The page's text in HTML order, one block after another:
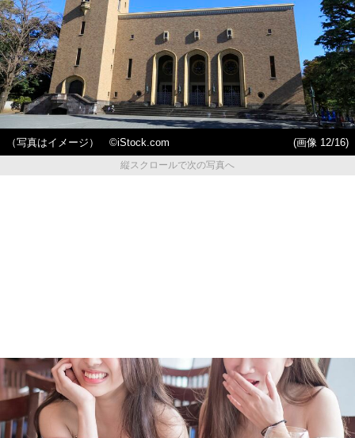
（写真はイメージ） ©️iStock.com
(画像 12/16)
縦スクロールで次の写真へ